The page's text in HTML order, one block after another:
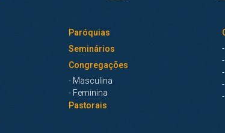
Paróquias
Seminários
Congregações
- Masculina
- Feminina
Pastorais